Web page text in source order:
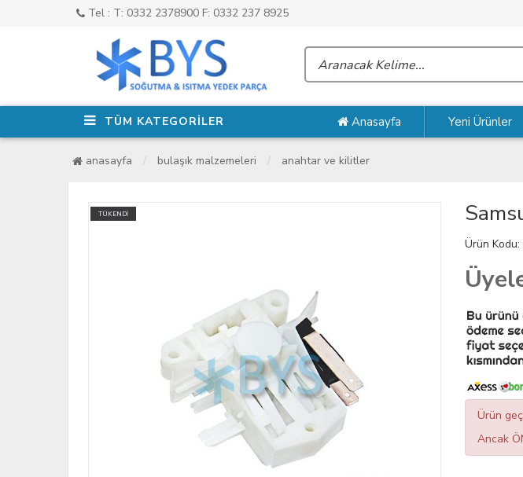
Tel : T: 0332 2378900 F: 0332 237 8925
TÜM KATEGORİLER Anasayfa Yeni Ürünler
anasayfa bulaşık malzemeleri anahtar ve kilitler
TÜKENDİ
Ürün Kodu:
Ürün
Ancak